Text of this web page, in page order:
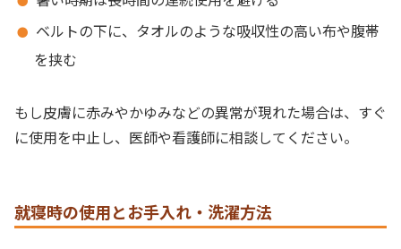
ベルトの下に、タオルのような吸収性の高い布や腹帯
を挟む
もし皮膚に赤みやかゆみなどの異常が現れた場合は、すぐ
に使用を中止し、医師や看護師に相談してください。
就寝時の使用とお手入れ・洗濯方法